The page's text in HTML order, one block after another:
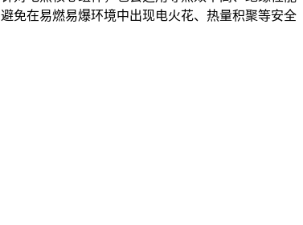
免在易燃易爆环境中出现电火花、热量积聚等安全